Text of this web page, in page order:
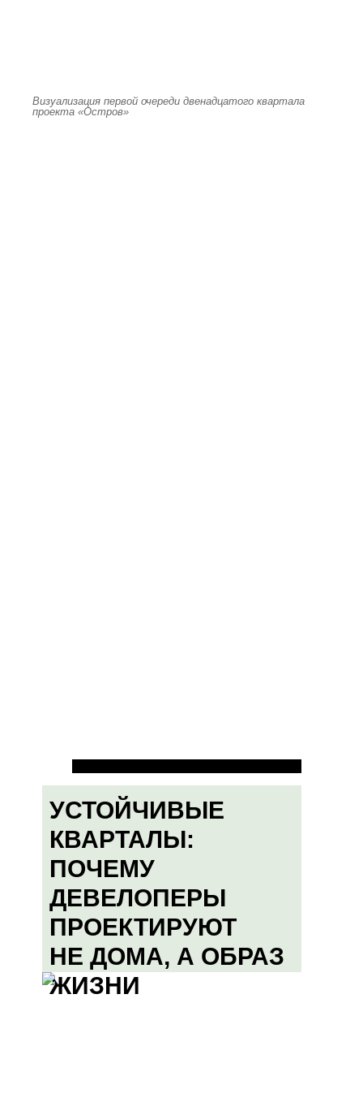
Визуализация первой очереди двенадцатого квартала
проекта «Остров»
УСТОЙЧИВЫЕ
КВАРТАЛЫ:
ПОЧЕМУ
ДЕВЕЛОПЕРЫ
ПРОЕКТИРУЮТ
НЕ ДОМА, А ОБРАЗ
ЖИЗНИ